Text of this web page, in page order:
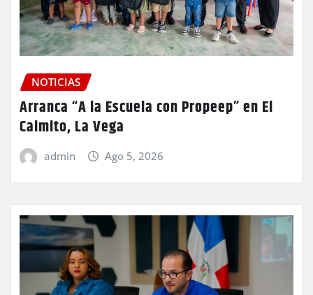
NOTICIAS
Arranca “A la Escuela con Propeep” en El
Caimito, La Vega
admin Ago 5, 2026